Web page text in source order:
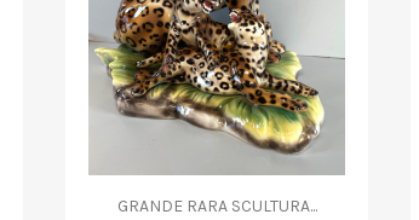
 Anteprima
GRANDE RARA SCULTURA...